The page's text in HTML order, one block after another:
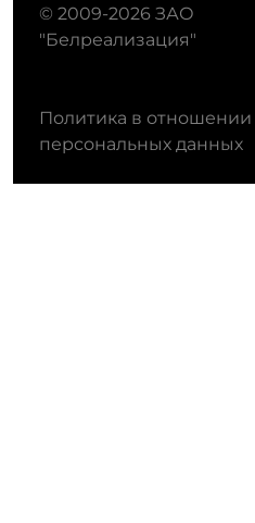
© 2009-2026 ЗАО
"Белреализация"
Политика в отношении
персональных данных